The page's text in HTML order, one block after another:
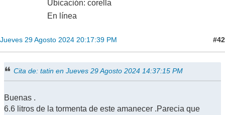
Ubicación: corella
En línea
Jueves 29 Agosto 2024 20:17:39 PM #42
Cita de: tatin en Jueves 29 Agosto 2024 14:37:15 PM
Buenas .
6.6 litros de la tormenta de este amanecer .Parecia que